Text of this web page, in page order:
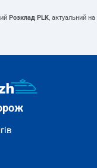
Розклад PLK, актуальний на